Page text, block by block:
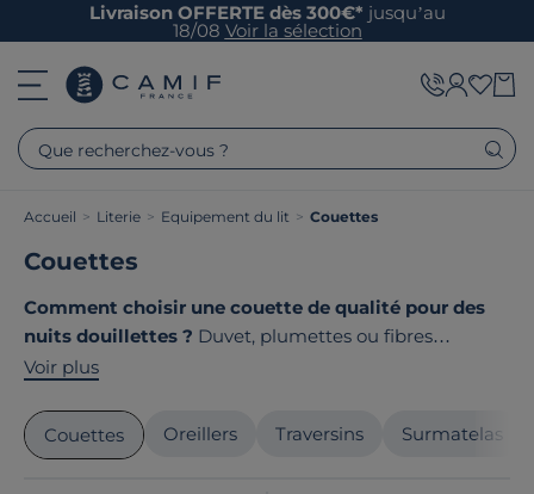
Livraison OFFERTE dès 300€* jusqu’au
18/08 Voir la sélection
Que recherchez-vous ?
Accueil > Literie > Equipement du lit > Couettes
Couettes
Comment choisir une couette de qualité pour des
nuits douillettes ? Duvet, plumettes ou fibres
recyclées ? Chaude pour l'hiver ou légère pour l'été ?
vous propose une sélection decouettes pensées pour
répondre à tous vos besoins de chaleur et de bien-être.
Voir plus
Couettes Oreillers Traversins Surmatelas